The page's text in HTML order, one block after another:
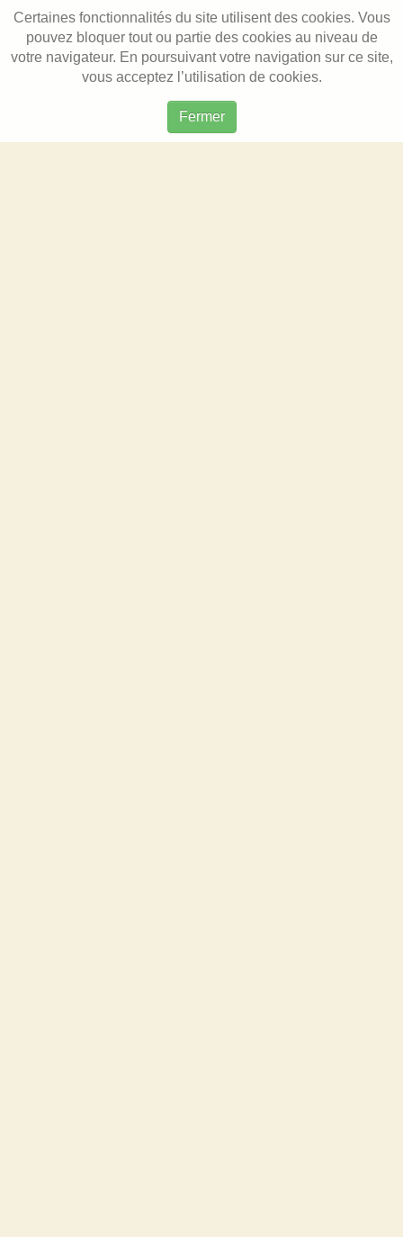
Certaines fonctionnalités du site utilisent des cookies. Vous
pouvez bloquer tout ou partie des cookies au niveau de
votre navigateur. En poursuivant votre navigation sur ce site,
vous acceptez l’utilisation de cookies.
Fermer